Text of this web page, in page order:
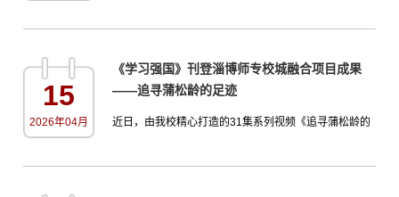
建头条客户端平台上线推出，累计播放量已突破20余万
校廉洁文化建设的积极成效。该系列微党课由4名纪检监
察干部担任主讲人，聚焦晏婴、毕木、王渔洋、高珩四
15
2026年04月
《学习强国》刊登淄博师专校城融合项目成果
——追寻蒲松龄的足迹
近日，由我校精心打造的31集系列视频《追寻蒲松龄的
《读聊斋品教育》系列视频广受好评后，再次以数字化